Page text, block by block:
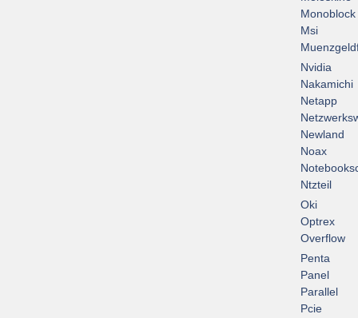
Monoblock
Msi
Nvidia
Nakamichi
Netapp
Newland
Noax
Ntzteil
Oki
Optrex
Overflow
Penta
Panel
Parallel
Pcie